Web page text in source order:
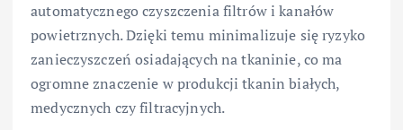
automatycznego czyszczenia filtrów i kanałów
powietrznych. Dzięki temu minimalizuje się ryzyko
zanieczyszczeń osiadających na tkaninie, co ma
ogromne znaczenie w produkcji tkanin białych,
medycznych czy filtracyjnych.